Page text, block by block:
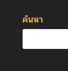
ค้นหา